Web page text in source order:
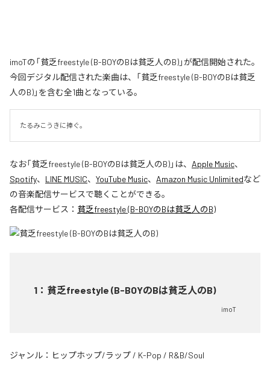
imoTの「貧乏freestyle (B-BOYのBは貧乏人のB)」が配信開始された。
今回デジタル配信された楽曲は、「貧乏freestyle (B-BOYのBは貧乏
人のB)」を含む全1曲となっている。
たるみこうきに捧ぐ。
なお「貧乏freestyle (B-BOYのBは貧乏人のB)」は、 Apple Music、
Spotify、 LINE MUSIC、 YouTube Music、 Amazon Music Unlimitedなど
の音楽配信サービスで聴くことができる。
各配信サービス： 貧乏freestyle (B-BOYのBは貧乏人のB)
1 ： 貧乏freestyle (B-BOYのBは貧乏人のB)
imoT
ジャンル： ヒップホップ/ラップ / K-Pop / R&B/Soul